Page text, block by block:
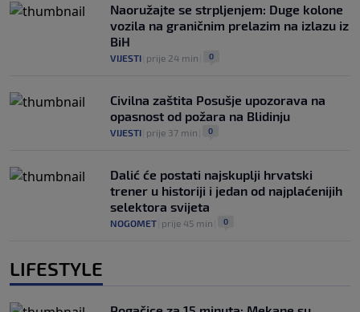
Naoružajte se strpljenjem: Duge kolone
vozila na graničnim prelazim na izlazu iz
BiH
VIJESTI prije 24 min 0
Civilna zaštita Posušje upozorava na
opasnost od požara na Blidinju
VIJESTI prije 37 min 0
Dalić će postati najskuplji hrvatski
trener u historiji i jedan od najplaćenijih
selektora svijeta
NOGOMET prije 45 min 0
LIFESTYLE